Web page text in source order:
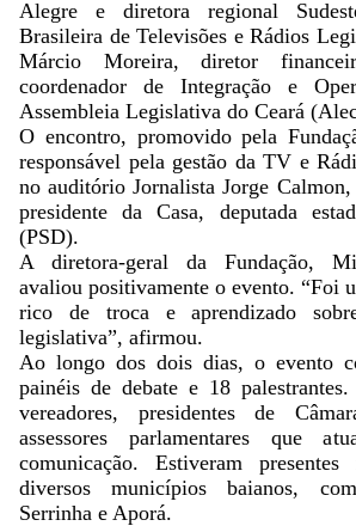
Alegre e diretora regional
Brasileira de Televisões e Rádios
Márcio Moreira, diretor
coordenador de Integração e
Assembleia Legislativa do Ceará
O encontro, promovido pela
responsável pela gestão da TV e
no auditório Jornalista Jorge
presidente da Casa, deputada
(PSD).
A diretora-geral da Fundação,
avaliou positivamente o evento. “Foi
rico de troca e aprendizado
legislativa”, afirmou.
Ao longo dos dois dias, o evento
painéis de debate e 18
vereadores, presidentes de
assessores parlamentares que
comunicação. Estiveram presentes
diversos municípios baianos,
Serrinha e Aporá.